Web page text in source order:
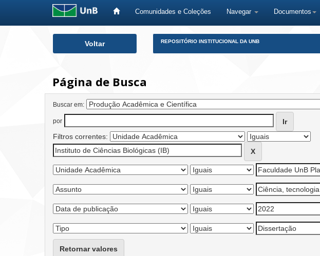
Comunidades e Coleções Navegar Documentos
Voltar REPOSITÓRIO INSTITUCIONAL DA UNB
Página de Busca
Buscar em:
por
Filtros correntes:
Retornar valores